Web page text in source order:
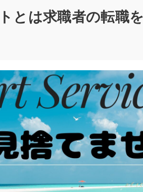
とは求職者の転職